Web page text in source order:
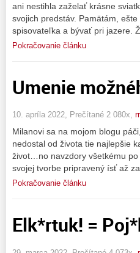
ani nestihla zaželať krásne
svojich predstáv. Pamätám,
spisovateľka a bývať pri jazere.
Pokračovanie článku
Umenie
10. apríla 2022, Prečítané 2 080x,
Milanovi sa na mojom blogu
nedostal od života tie najlepšie
život…no navzdory všetkému po
svojej tvorbe pripravený ísť až
Pokračovanie článku
Elk*rtuk! =